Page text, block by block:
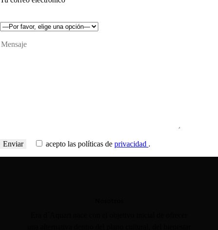
acepto las políticas de privacidad .